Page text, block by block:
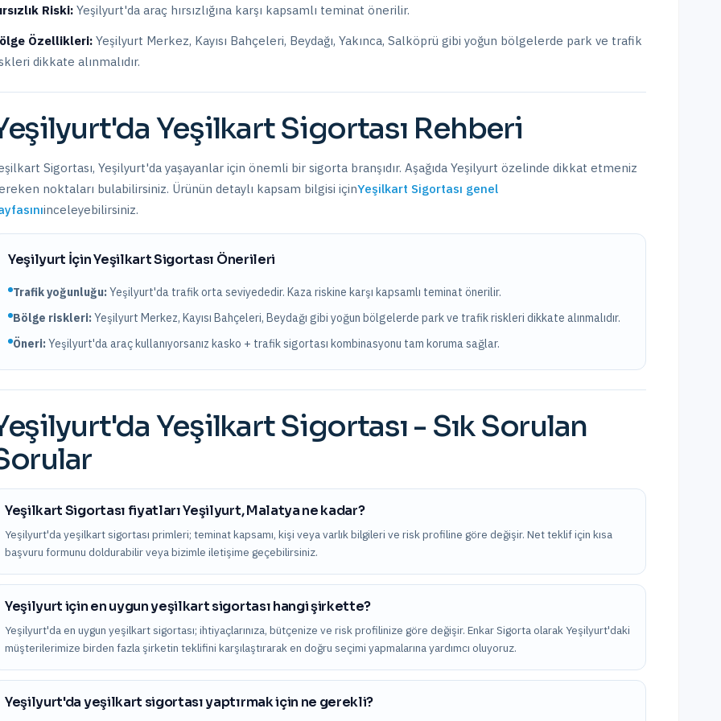
Riski: Yeşilyurt'da araç hırsızlığına karşı kapsamlı teminat önerilir.
Özellikleri: Yeşilyurt Merkez, Kayısı Bahçeleri, Beydağı, Yakınca, Salköprü gibi yoğun bölgelerde park ve trafik
dikkate alınmalıdır.
'da Yeşilkart Sigortası Rehberi
Sigortası, Yeşilyurt'da yaşayanlar için önemli bir sigorta branşıdır. Aşağıda Yeşilyurt özelinde dikkat etmeniz
noktaları bulabilirsiniz. Ürünün detaylı kapsam bilgisi içinYeşilkart Sigortası genel
inceleyebilirsiniz.
Yeşilyurt İçinYeşilkart Sigortası Önerileri
Trafik yoğunluğu:Yeşilyurt'da trafikortaseviyededir. Kaza riskine karşı kapsamlı teminat önerilir.
Bölge riskleri:Yeşilyurt Merkez, Kayısı Bahçeleri, Beydağı gibi yoğun bölgelerde park ve trafik riskleri dikkate alınmalıdır.
Öneri:Yeşilyurt'da araç kullanıyorsanız kasko + trafik sigortası kombinasyonu tam koruma sağlar.
'da Yeşilkart Sigortası - Sık Sorulan
Yeşilkart Sigortası fiyatları Yeşilyurt, Malatya ne kadar?
Yeşilyurt'da yeşilkart sigortası primleri; teminat kapsamı, kişi veya varlık bilgileri ve risk profiline göre değişir. Net teklif için kısa
başvuru formunu doldurabilir veya bizimle iletişime geçebilirsiniz.
Yeşilyurt için en uygun yeşilkart sigortası hangi şirkette?
Yeşilyurt'da en uygun yeşilkart sigortası; ihtiyaçlarınıza, bütçenize ve risk profilinize göre değişir. Enkar Sigorta olarak Yeşilyurt'daki
müşterilerimize birden fazla şirketin teklifini karşılaştırarak en doğru seçimi yapmalarına yardımcı oluyoruz.
Yeşilyurt'da yeşilkart sigortası yaptırmak için ne gerekli?